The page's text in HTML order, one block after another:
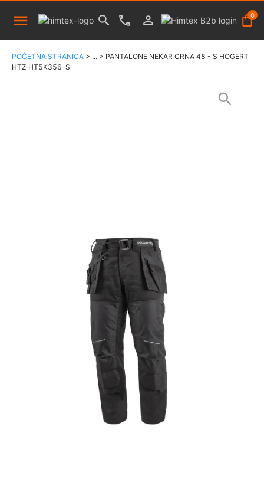
0
POČETNA STRANICA > ... > PANTALONE NEKAR CRNA 48 - S HOGERT
HTZ HT5K356-S